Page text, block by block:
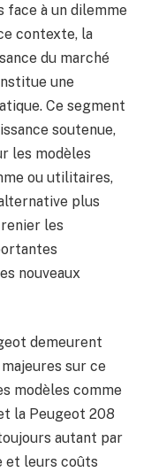
face à un dilemme
contexte, la
du marché
une
Ce segment
soutenue,
les modèles
ou utilitaires,
plus
les
nouveaux
demeurent
sur ce
modèles comme
la Peugeot 208
autant par
et leurs coûts